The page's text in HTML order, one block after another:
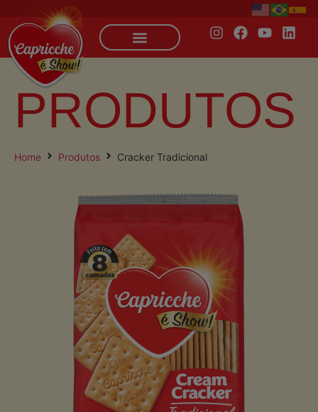
PRODUTOS
Home Produtos Cracker Tradicional